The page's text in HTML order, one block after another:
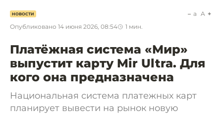
НОВОСТИ
Опубликовано 14 июня 2026, 08:54 1 мин.
a A
Платёжная система «Мир»
выпустит карту Mir Ultra. Для
кого она предназначена
Национальная система платежных карт
планирует вывести на рынок новую